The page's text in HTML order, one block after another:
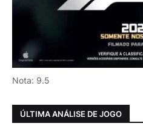
Nota: 9.5
ÚLTIMA ANÁLISE DE JOGO